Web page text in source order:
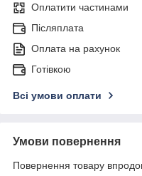
Оплатити частинами
Післяплата
Оплата на рахунок
Готівкою
Всі умови оплати
Умови повернення
Повернення товару